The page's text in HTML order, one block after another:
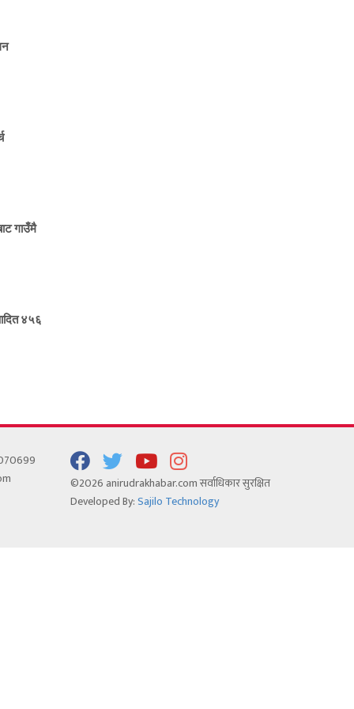
गाउँमै
४५६
©2026 anirudrakhabar.com सर्वाधिकार सुरक्षित
Developed By:Sajilo Technology